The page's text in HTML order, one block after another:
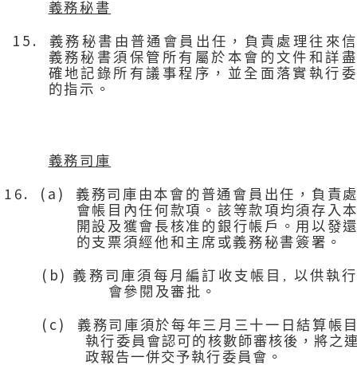
義務秘書
15.
義務秘書由普通會員出任，負責處理往來
義務秘書須保管所有屬於本會的文件和詳
確地記錄所有議事程序，並全面落實執行
的指示。
義務司庫
16. (a)
義務司庫由本會的普通會員出任，負責
會帳目內任何款項。該等款項均須存入
開設及獲會長核准的銀行帳戶。用以發
的支票須經他和主席或義務秘書簽署。
(b) 義務司庫須每月編訂收支帳目 , 以供執
會參閱及審批。
(c)
義務司庫須於每年三月三十一日結算帳
執行委員會認可的核數師審核後，將之
政報告一併交予執行委員會 。